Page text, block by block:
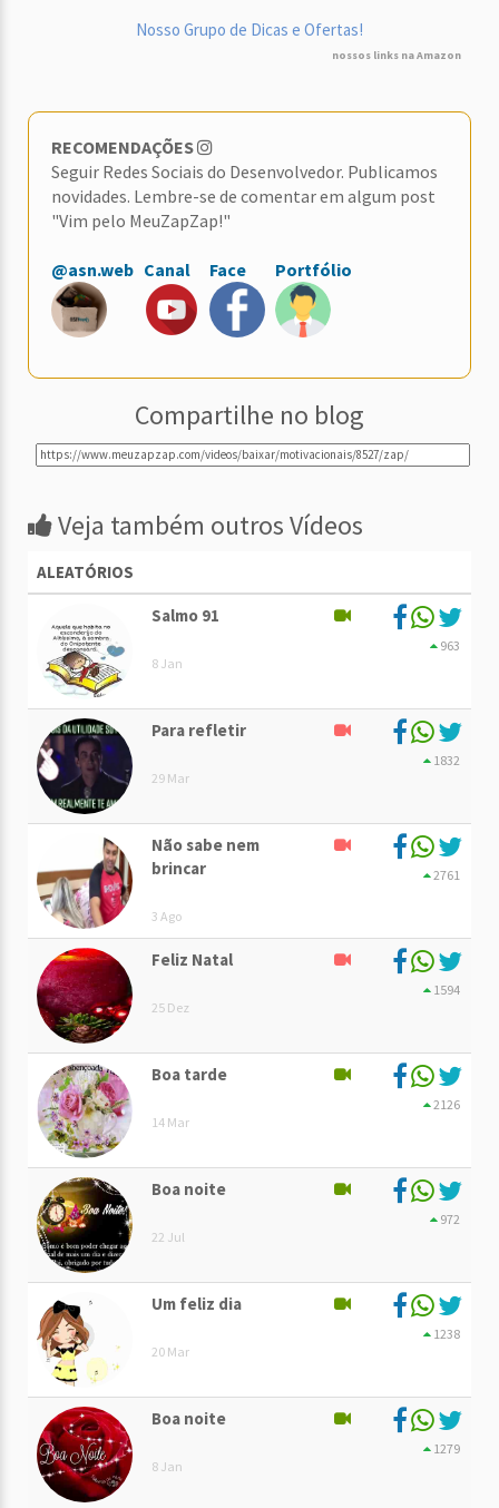
Nosso Grupo de Dicas e Ofertas!
nossos links na Amazon
RECOMENDAÇÕES
Seguir Redes Sociais do Desenvolvedor. Publicamos
novidades. Lembre-se de comentar em algum post
"Vim pelo MeuZapZap!"
@asn.web Canal Face Portfólio
Compartilhe no blog
Veja também outros Vídeos
ALEATÓRIOS
Salmo 91
8 Jan
963
Para refletir
29 Mar
1832
Não sabe nem
brincar
3 Ago
2761
Feliz Natal
25 Dez
1594
Boa tarde
14 Mar
2126
Boa noite
22 Jul
972
Um feliz dia
20 Mar
1238
Boa noite
8 Jan
1279